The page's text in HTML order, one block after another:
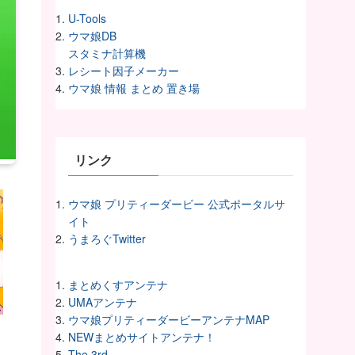
U-Tools
ウマ娘DB
スタミナ計算機
レシート因子メーカー
ウマ娘 情報 まとめ 置き場
リンク
ウマ娘 プリティーダービー 公式ポータルサ
イト
うまろぐTwitter
まとめくすアンテナ
UMAアンテナ
ウマ娘プリティーダービーアンテナMAP
NEWまとめサイトアンテナ！